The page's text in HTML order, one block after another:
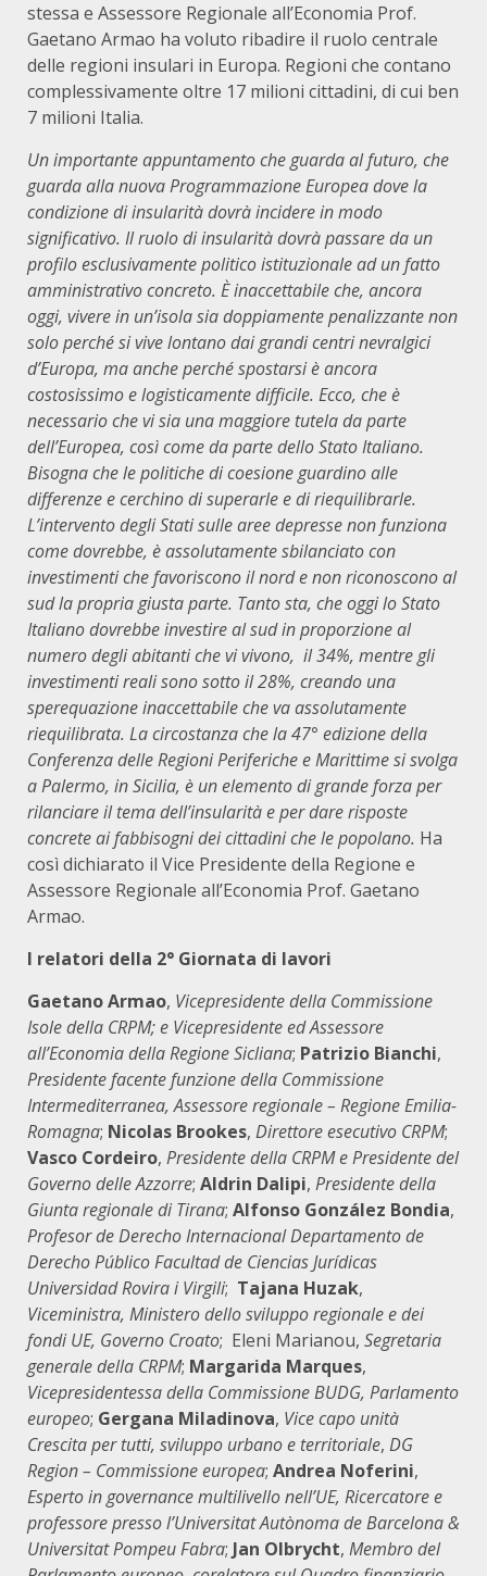
stessa e Assessore Regionale all’Economia Prof.
Gaetano Armao ha voluto ribadire il ruolo centrale
delle regioni insulari in Europa. Regioni che contano
complessivamente oltre 17 milioni cittadini, di cui ben
7 milioni Italia.
Un importante appuntamento che guarda al futuro, che
guarda alla nuova Programmazione Europea dove la
condizione di insularità dovrà incidere in modo
significativo. Il ruolo di insularità dovrà passare da un
profilo esclusivamente politico istituzionale ad un fatto
amministrativo concreto. È inaccettabile che, ancora
oggi, vivere in un’isola sia doppiamente penalizzante non
solo perché si vive lontano dai grandi centri nevralgici
d’Europa, ma anche perché spostarsi è ancora
costosissimo e logisticamente difficile. Ecco, che è
necessario che vi sia una maggiore tutela da parte
dell’Europea, così come da parte dello Stato Italiano.
Bisogna che le politiche di coesione guardino alle
differenze e cerchino di superarle e di riequilibrarle.
L’intervento degli Stati sulle aree depresse non funziona
come dovrebbe, è assolutamente sbilanciato con
investimenti che favoriscono il nord e non riconoscono al
sud la propria giusta parte. Tanto sta, che oggi lo Stato
Italiano dovrebbe investire al sud in proporzione al
numero degli abitanti che vi vivono, il 34%, mentre gli
investimenti reali sono sotto il 28%, creando una
sperequazione inaccettabile che va assolutamente
riequilibrata. La circostanza che la 47° edizione della
Conferenza delle Regioni Periferiche e Marittime si svolga
a Palermo, in Sicilia, è un elemento di grande forza per
rilanciare il tema dell’insularità e per dare risposte
concrete ai fabbisogni dei cittadini che le popolano. Ha
così dichiarato il Vice Presidente della Regione e
Assessore Regionale all’Economia Prof. Gaetano
Armao.
I relatori della 2° Giornata di lavori
Gaetano Armao, Vicepresidente della Commissione
Isole della CRPM; e Vicepresidente ed Assessore
all’Economia della Regione Sicliana; Patrizio Bianchi,
Presidente facente funzione della Commissione
Intermediterranea, Assessore regionale – Regione Emilia-
Romagna; Nicolas Brookes, Direttore esecutivo CRPM;
Vasco Cordeiro, Presidente della CRPM e Presidente del
Governo delle Azzorre; Aldrin Dalipi, Presidente della
Giunta regionale di Tirana; Alfonso González Bondia,
Profesor de Derecho Internacional Departamento de
Derecho Público Facultad de Ciencias Jurídicas
Universidad Rovira i Virgili; Tajana Huzak,
Viceministra, Ministero dello sviluppo regionale e dei
fondi UE, Governo Croato; Eleni Marianou, Segretaria
generale della CRPM; Margarida Marques,
Vicepresidentessa della Commissione BUDG, Parlamento
europeo; Gergana Miladinova, Vice capo unità
Crescita per tutti, sviluppo urbano e territoriale, DG
Region – Commissione europea; Andrea Noferini,
Esperto in governance multilivello nell’UE, Ricercatore e
professore presso l’Universitat Autònoma de Barcelona &
Universitat Pompeu Fabra; Jan Olbrycht, Membro del